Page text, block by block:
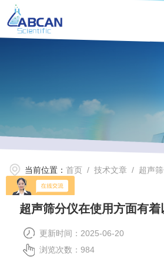
当前位置：首页 /技术文章 / 超声筛分
超声筛分仪在使用方面有着
更新时间：2025-06-20
浏览次数：984